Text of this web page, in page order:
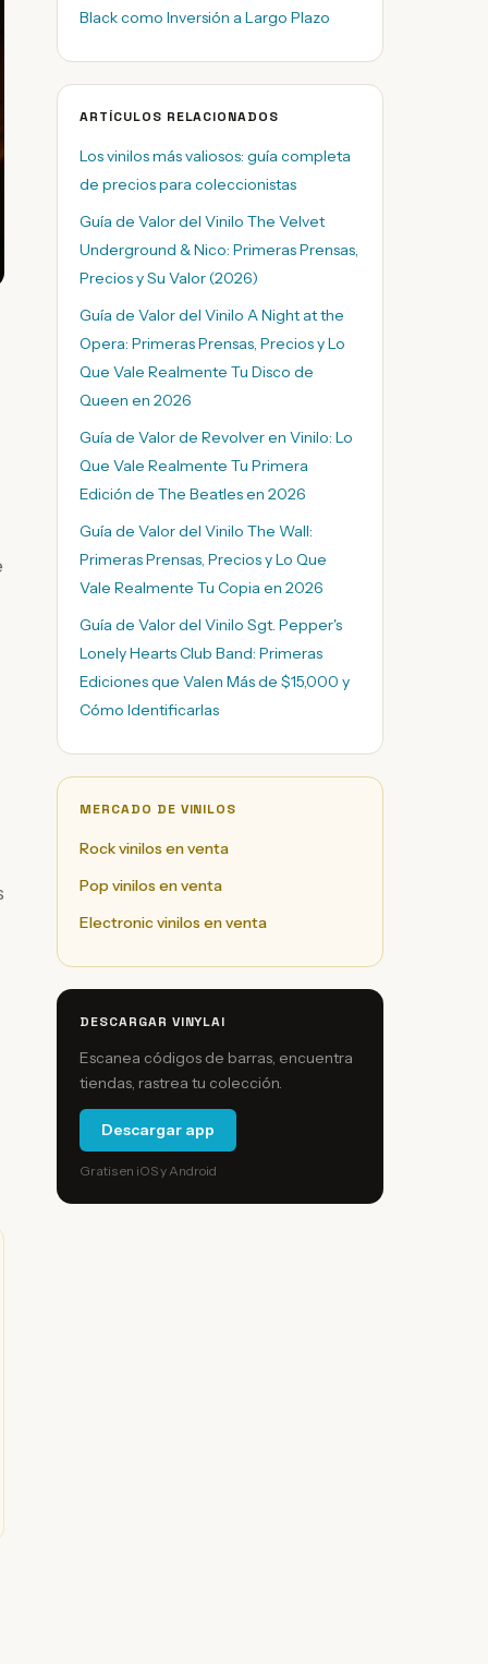
Black como Inversión a Largo Plazo
ARTÍCULOS RELACIONADOS
Los vinilos más valiosos: guía completa
de precios para coleccionistas
Guía de Valor del Vinilo The Velvet
Underground & Nico: Primeras Prensas,
Precios y Su Valor (2026)
Guía de Valor del Vinilo A Night at the
Opera: Primeras Prensas, Precios y Lo
Que Vale Realmente Tu Disco de
Queen en 2026
Guía de Valor de Revolver en Vinilo: Lo
Que Vale Realmente Tu Primera
Edición de The Beatles en 2026
Guía de Valor del Vinilo The Wall:
Primeras Prensas, Precios y Lo Que
Vale Realmente Tu Copia en 2026
Guía de Valor del Vinilo Sgt. Pepper's
Lonely Hearts Club Band: Primeras
Ediciones que Valen Más de $15,000 y
Cómo Identificarlas
MERCADO DE VINILOS
Rock vinilos en venta
Pop vinilos en venta
Electronic vinilos en venta
DESCARGAR VINYLAI
Escanea códigos de barras, encuentra
tiendas, rastrea tu colección.
Descargar app
Gratis en iOS y Android